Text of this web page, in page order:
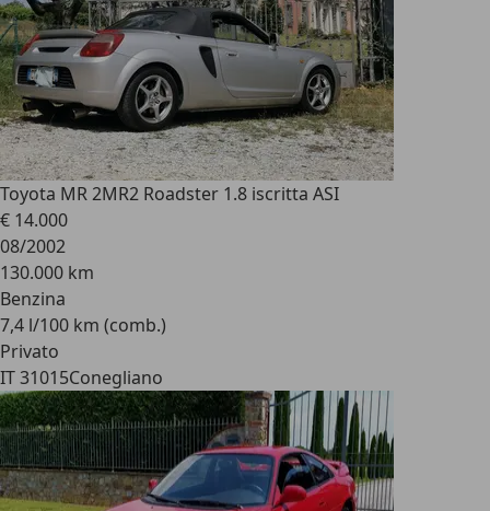
Toyota MR 2MR2 Roadster 1.8 iscritta ASI
€ 14.000
08/2002
130.000 km
Benzina
7,4 l/100 km (comb.)
Privato
IT 31015Conegliano